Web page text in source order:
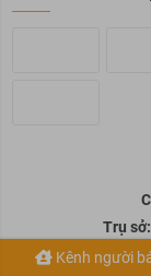
Kênh người
Trụ